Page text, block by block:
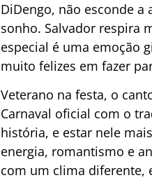
DiDengo, não esconde a
sonho. Salvador respira
especial é uma emoção
muito felizes em fazer
Veterano na festa, o
Carnaval oficial com o
história, e estar nele
energia, romantismo e
com um clima diferente,